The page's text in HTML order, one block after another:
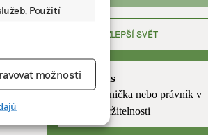
Použití
možnosti
PRÁCE, KTERÁ ZLEPŠÍ SVĚT
mutualus
Stáž: právnička nebo právník v
oblasti udržitelnosti